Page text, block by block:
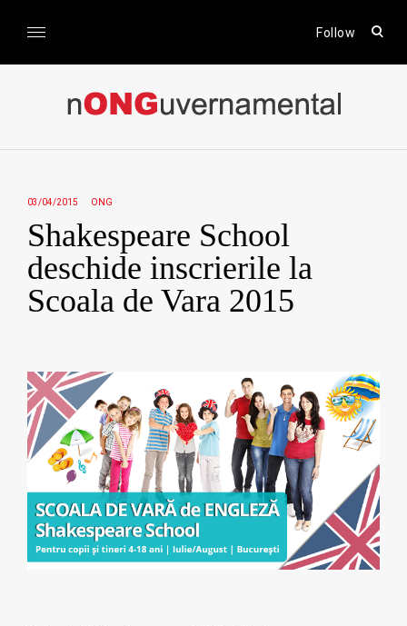
Follow
open
form
nONGuvernamental
03/04/2015 ONG
Shakespeare School
deschide inscrierile la
Scoala de Vara 2015